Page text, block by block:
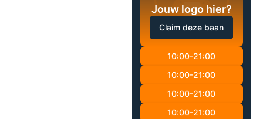
Jouw logo hier?
Claim deze baan
10:00-21:00
10:00-21:00
10:00-21:00
10:00-21:00